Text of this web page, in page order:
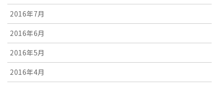
2016年7月
2016年6月
2016年5月
2016年4月